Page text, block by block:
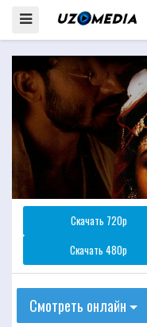
Скачать 720p
Скачать 480p
Смотреть онлайн